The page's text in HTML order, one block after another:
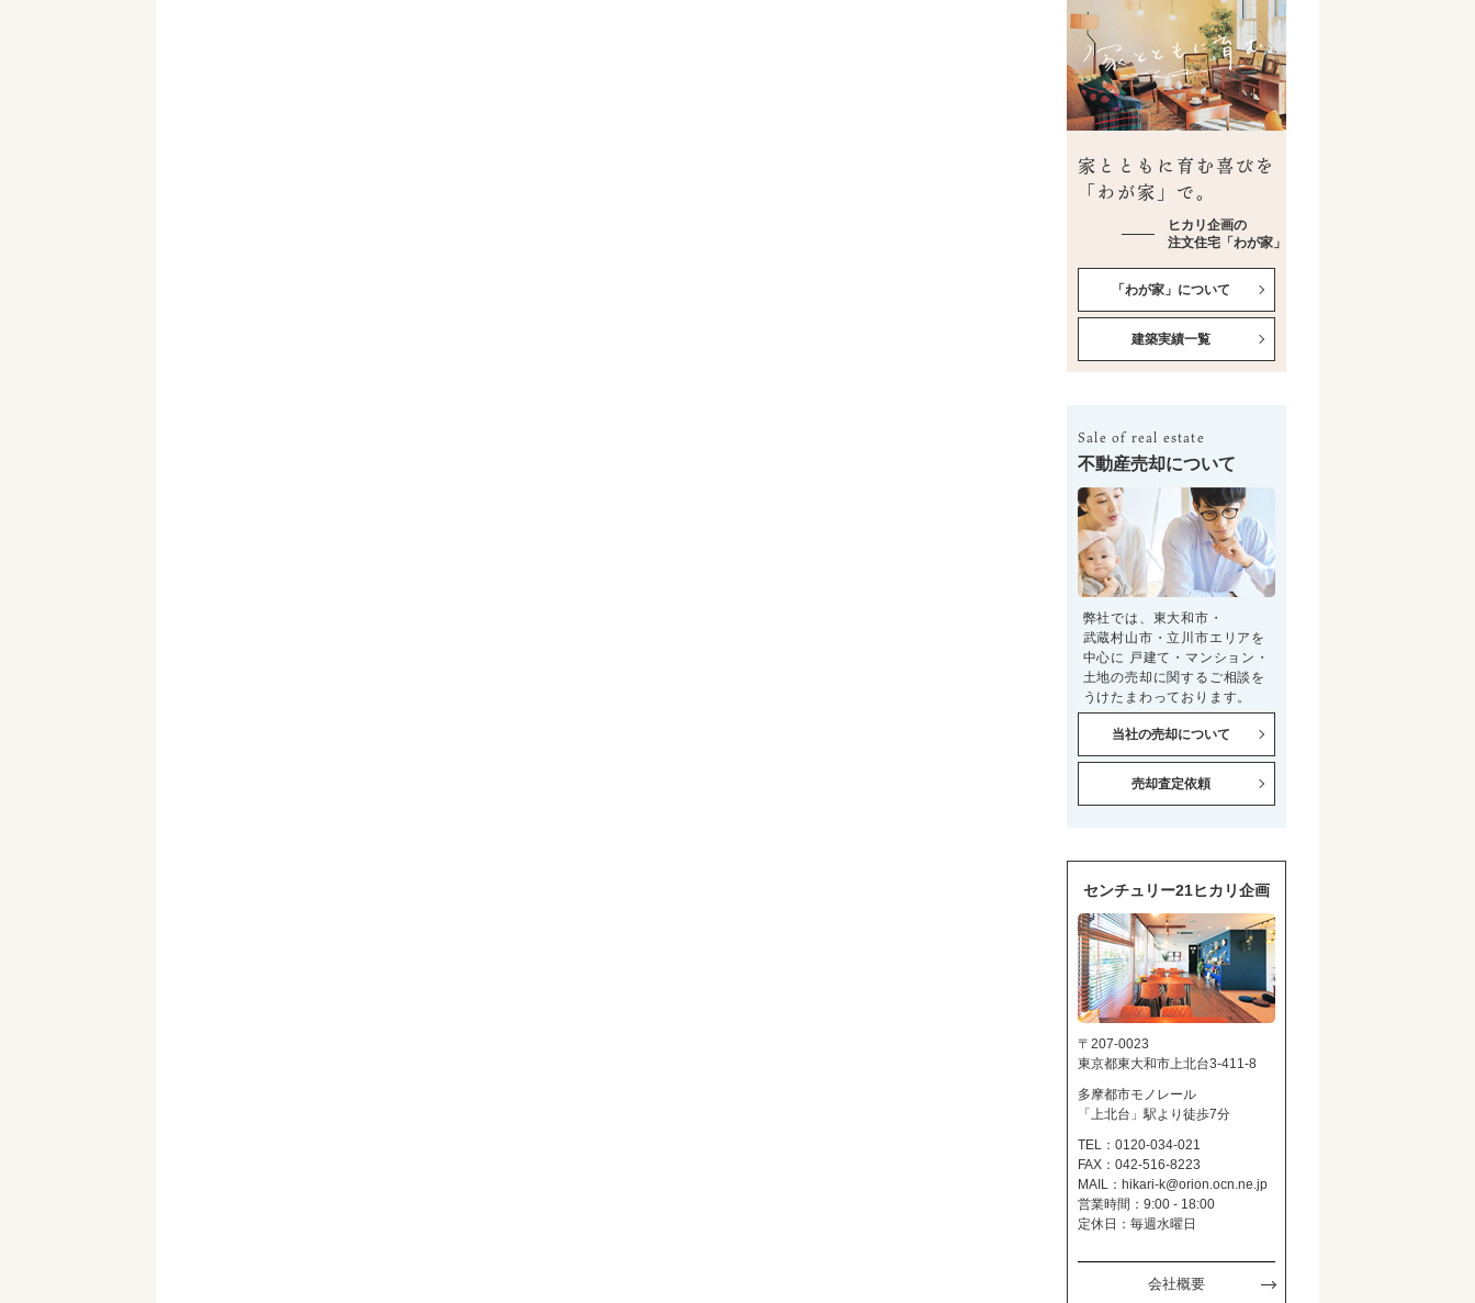
家とともに育む喜びを
「わが家」で。
ヒカリ企画の
注文住宅「わが家」
「わが家」について
建築実績一覧
Sale of real estate
不動産売却について
弊社では、東大和市・
武蔵村山市・立川市エリアを
中心に 戸建て・マンション・
土地の売却に関するご相談を
うけたまわっております。
当社の売却について
売却査定依頼
センチュリー21ヒカリ企画
〒207-0023
東京都東大和市上北台3-411-8
多摩都市モノレール
「上北台」駅より徒歩7分
TEL：0120-034-021
FAX：042-516-8223
MAIL： hikari-k@orion.ocn.ne.jp
営業時間：9:00 - 18:00
定休日：毎週水曜日
会社概要